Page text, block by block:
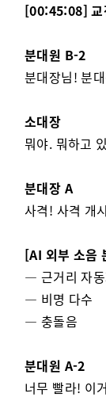
[00:45:08] 교
분대원 B-2
분대장님! 분
소대장
뭐야. 뭐하고
분대장 A
사격! 사격 개
[AI 외부 소음
— 근거리 자
— 비명 다수
— 충돌음
분대원 A-2
너무 빨라! 이